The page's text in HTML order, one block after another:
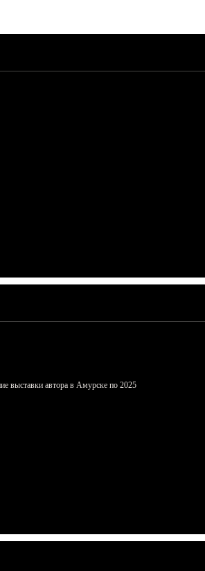
выставки автора в Амурске по 2025